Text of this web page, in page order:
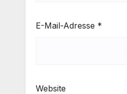
E-Mail-Adresse *
Website